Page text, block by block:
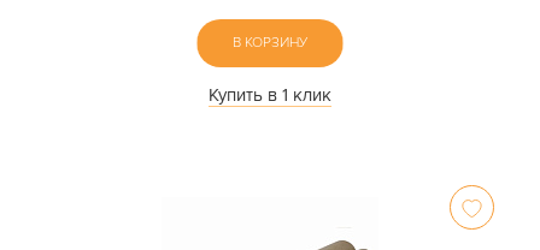
В КОРЗИНУ
Купить в 1 клик